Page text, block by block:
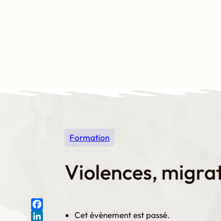
Formation
Violences,
F
Cet évènement est passé.